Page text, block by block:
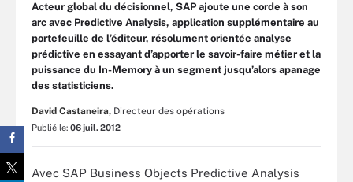
Acteur global du décisionnel, SAP ajoute une corde à son
arc avec Predictive Analysis, application supplémentaire au
portefeuille de l’éditeur, résolument orientée analyse
prédictive en essayant d’apporter le savoir-faire métier et la
puissance du In-Memory à un segment jusqu’alors apanage
des statisticiens.
David Castaneira, Directeur des opérations
Publié le: 06 juil. 2012
Avec SAP Business Objects Predictive Analysis